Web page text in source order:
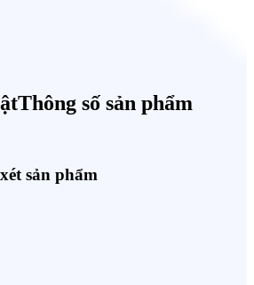
Thông số sản phẩm
sản phẩm